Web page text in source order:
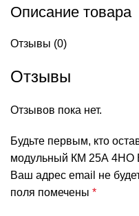
Описание товара
Отзывы (0)
Отзывы
Отзывов пока нет.
Будьте первым, кто
модульный КМ 25А 4НО
Ваш адрес email не
поля помечены *